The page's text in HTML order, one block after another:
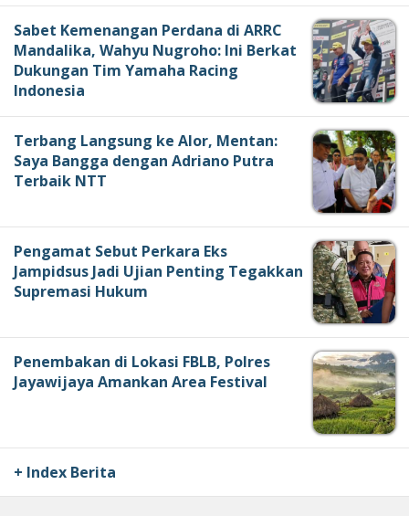
Sabet Kemenangan Perdana di ARRC
Mandalika, Wahyu Nugroho: Ini Berkat
Dukungan Tim Yamaha Racing
Indonesia
Terbang Langsung ke Alor, Mentan:
Saya Bangga dengan Adriano Putra
Terbaik NTT
Pengamat Sebut Perkara Eks
Jampidsus Jadi Ujian Penting Tegakkan
Supremasi Hukum
Penembakan di Lokasi FBLB, Polres
Jayawijaya Amankan Area Festival
+ Index Berita